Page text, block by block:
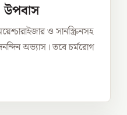
উপবাস
ও সানস্ক্রিনসহ
অভ্যাস। তবে চর্মরোগ